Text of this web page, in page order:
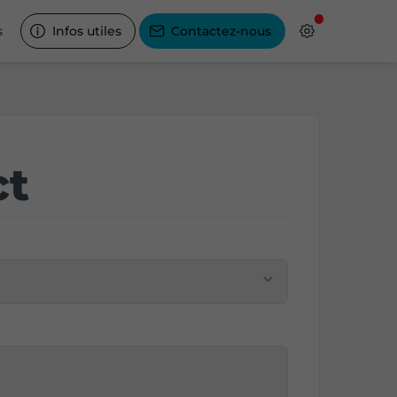
Infos utiles Contactez-nous